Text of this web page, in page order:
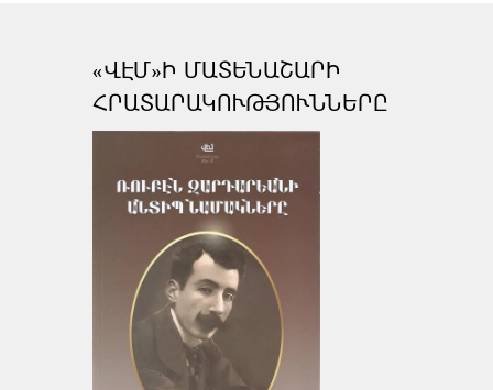
«ՎԷՄ»Ի ՄԱՏԵՆԱՇԱՐԻ
ՀՐԱՏԱՐԱԿՈՒԹՅՈՒՆՆԵՐԸ